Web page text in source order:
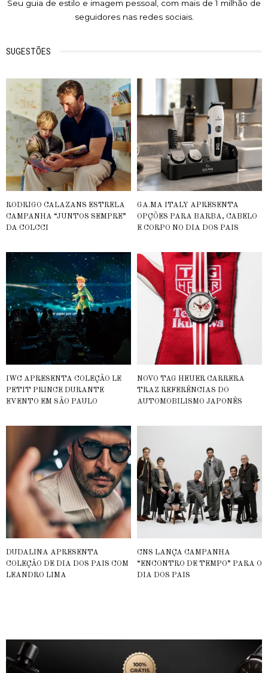
Seu guia de estilo e imagem pessoal, com mais de 1 milhão de
seguidores nas redes sociais.
SUGESTÕES
RODRIGO CALAZANS ESTRELA
CAMPANHA “JUNTOS SEMPRE”
DA COLCCI
GA.MA ITALY APRESENTA
OPÇÕES PARA BARBA, CABELO
E CORPO NO DIA DOS PAIS
IWC APRESENTA COLEÇÃO LE
PETIT PRINCE DURANTE
EVENTO EM SÃO PAULO
NOVO TAG HEUER CARRERA
TRAZ REFERÊNCIAS DO
AUTOMOBILISMO JAPONÊS
DUDALINA APRESENTA
COLEÇÃO DE DIA DOS PAIS COM
LEANDRO LIMA
CNS LANÇA CAMPANHA
“ENCONTRO DE TEMPO” PARA O
DIA DOS PAIS